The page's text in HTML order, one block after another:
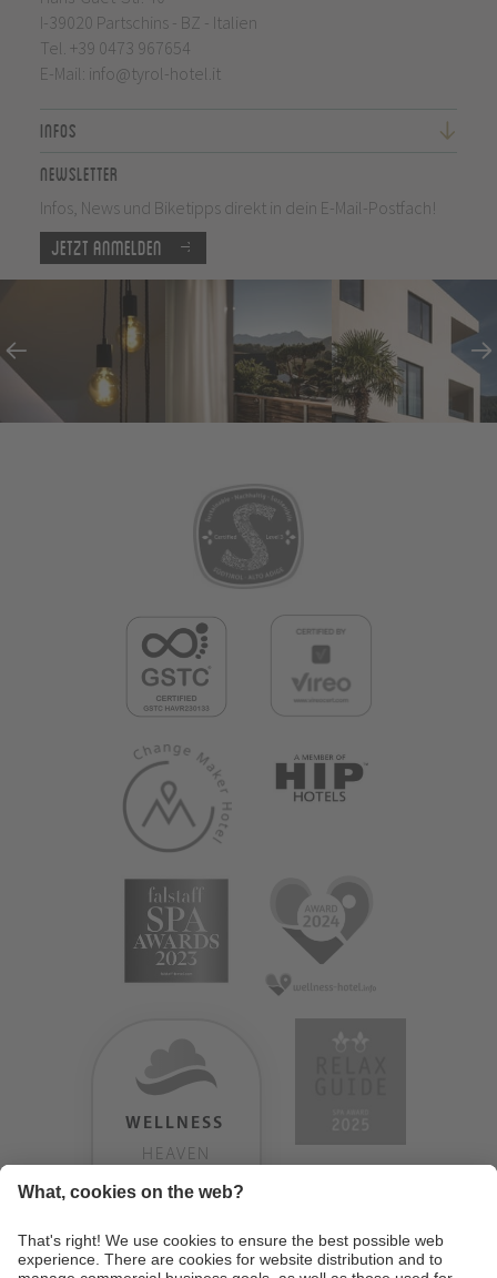
I-39020 Partschins - BZ - Italien
Tel. +39 0473 967654
E-Mail: info@tyrol-hotel.it
Infos
Newsletter
Infos, News und Biketipps direkt in dein E-Mail-Postfach!
Jetzt anmelden
WELLNESS
HEAVEN
TESTERGEBNIS: